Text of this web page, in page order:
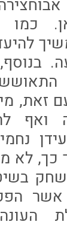
זאת,
ואף
לא
אשר